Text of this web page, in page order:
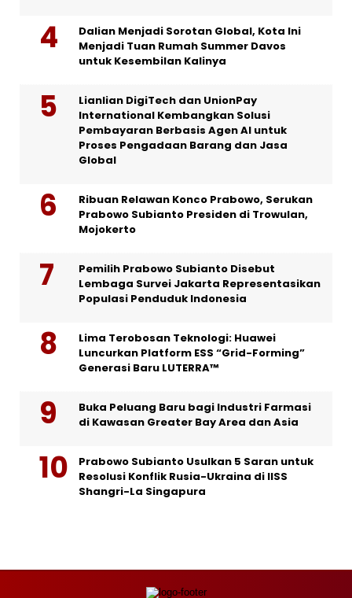
Dalian Menjadi Sorotan Global, Kota Ini
Menjadi Tuan Rumah Summer Davos
untuk Kesembilan Kalinya
Lianlian DigiTech dan UnionPay
International Kembangkan Solusi
Pembayaran Berbasis Agen AI untuk
Proses Pengadaan Barang dan Jasa
Global
Ribuan Relawan Konco Prabowo, Serukan
Prabowo Subianto Presiden di Trowulan,
Mojokerto
Pemilih Prabowo Subianto Disebut
Lembaga Survei Jakarta Representasikan
Populasi Penduduk Indonesia
Lima Terobosan Teknologi: Huawei
Luncurkan Platform ESS “Grid-Forming”
Generasi Baru LUTERRA™
Buka Peluang Baru bagi Industri Farmasi
di Kawasan Greater Bay Area dan Asia
Prabowo Subianto Usulkan 5 Saran untuk
Resolusi Konflik Rusia-Ukraina di IISS
Shangri-La Singapura